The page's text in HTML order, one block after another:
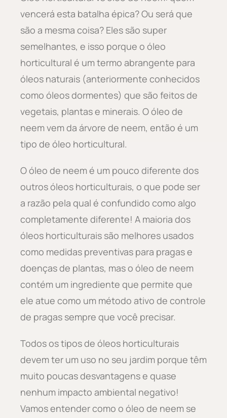
vencerá esta batalha épica? Ou será que
são a mesma coisa? Eles são super
semelhantes, e isso porque o óleo
horticultural é um termo abrangente para
óleos naturais (anteriormente conhecidos
como óleos dormentes) que são feitos de
vegetais, plantas e minerais. O óleo de
neem vem da árvore de neem, então é um
tipo de óleo horticultural.
O óleo de neem é um pouco diferente dos
outros óleos horticulturais, o que pode ser
a razão pela qual é confundido como algo
completamente diferente! A maioria dos
óleos horticulturais são melhores usados
como medidas preventivas para pragas e
doenças de plantas, mas o óleo de neem
contém um ingrediente que permite que
ele atue como um método ativo de controle
de pragas sempre que você precisar.
Todos os tipos de óleos horticulturais
devem ter um uso no seu jardim porque têm
muito poucas desvantagens e quase
nenhum impacto ambiental negativo!
Vamos entender como o óleo de neem se